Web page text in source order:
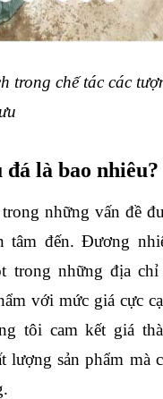
trong chế tác các
là bao nhiêu?
những vấn đề
tâm đến. Đương
trong những địa chỉ
với mức giá cực
tôi cam kết giá
sản phẩm mà